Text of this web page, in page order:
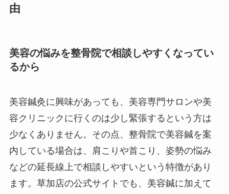
由
美容の悩みを整骨院で相談しやすくなってい
るから
美容鍼灸に興味があっても、美容専門サロンや美
容クリニックに行くのは少し緊張するという方は
少なくありません。その点、整骨院で美容鍼を案
内している場合は、肩こりや首こり、姿勢の悩み
などの延長線上で相談しやすいという特徴があり
ます。草加店の公式サイトでも、美容鍼に加えて